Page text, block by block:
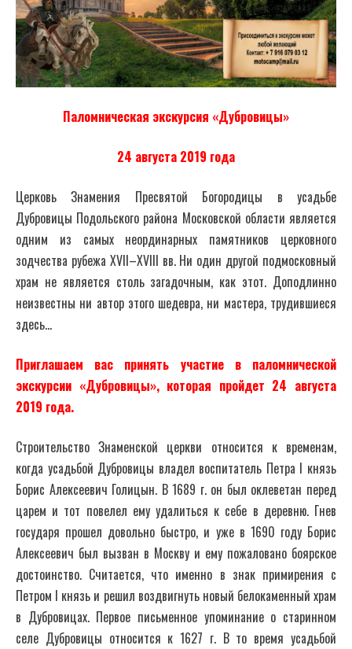
Паломническая экскурсия «Дубровицы»
24 августа 2019 года
Церковь Знамения Пресвятой Богородицы в усадьбе
Дубровицы Подольского района Московской области является
одним из самых неординарных памятников церковного
зодчества рубежа XVII–XVIII вв. Ни один другой подмосковный
храм не является столь загадочным, как этот. Доподлинно
неизвестны ни автор этого шедевра, ни мастера, трудившиеся
здесь…
Приглашаем вас принять участие в паломнической
экскурсии «Дубровицы», которая пройдет 24 августа
2019 года.
Строительство Знаменской церкви относится к временам,
когда усадьбой Дубровицы владел воспитатель Петра I князь
Борис Алексеевич Голицын. В 1689 г. он был оклеветан перед
царем и тот повелел ему удалиться к себе в деревню. Гнев
государя прошел довольно быстро, и уже в 1690 году Борис
Алексеевич был вызван в Москву и ему пожаловано боярское
достоинство. Считается, что именно в знак примирения с
Петром I князь и решил воздвигнуть новый белокаменный храм
в Дубровицах. Первое письменное упоминание о старинном
селе Дубровицы относится к 1627 г. В то время усадьбой